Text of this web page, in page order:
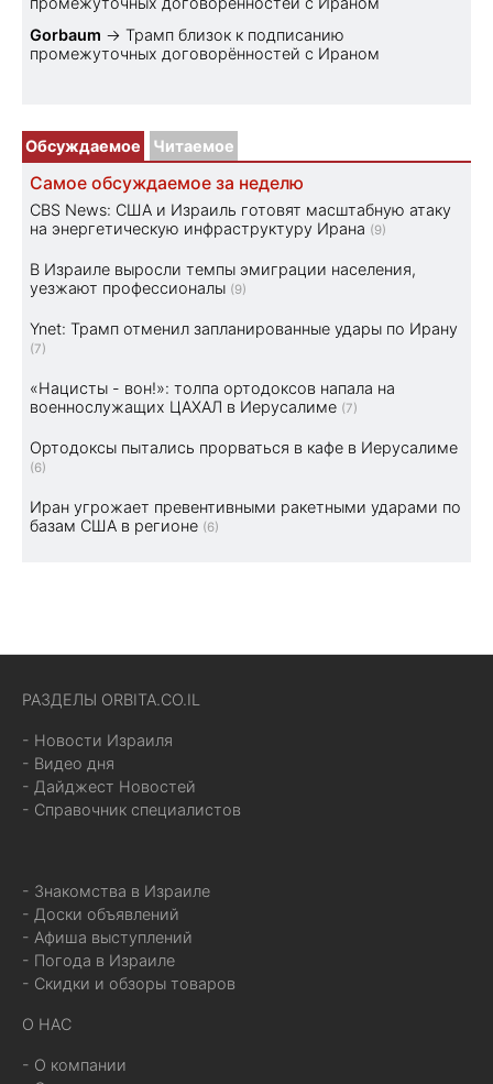
Gorbaum → Трамп близок к подписанию
промежуточных договорённостей с Ираном
Обсуждаемое Читаемое
Самое обсуждаемое за неделю
CBS News: США и Израиль готовят масштабную атаку
на энергетическую инфраструктуру Ирана (9)
В Израиле выросли темпы эмиграции населения,
уезжают профессионалы (9)
Ynet: Трамп отменил запланированные удары по Ирану
(7)
«Нацисты - вон!»: толпа ортодоксов напала на
военнослужащих ЦАХАЛ в Иерусалиме (7)
Ортодоксы пытались прорваться в кафе в Иерусалиме
(6)
Иран угрожает превентивными ракетными ударами по
базам США в регионе (6)
РАЗДЕЛЫ ORBITA.CO.IL
- Новости Израиля
- Видео дня
- Дайджест Новостей
- Справочник специалистов
- Знакомства в Израиле
- Доски объявлений
- Афиша выступлений
- Погода в Израиле
- Скидки и обзоры товаров
О НАС
- О компании